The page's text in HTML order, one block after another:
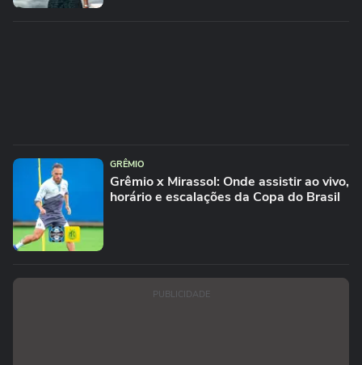
GRÊMIO
Grêmio x Mirassol: Onde assistir ao vivo,
horário e escalações da Copa do Brasil
PUBLICIDADE